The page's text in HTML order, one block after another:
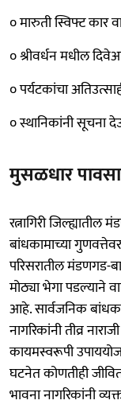
० मारुती स्विफ्ट कार
० श्रीवर्धन मधील
० पर्यटकांचा
० स्थानिकांनी सूचना
मुसळधार
रत्नागिरी
बांधकामाच्या
परिसरातील मंडणगड-
मोठ्या भेगा पडल्याने
आहे. सार्वजनिक
नागरिकांनी तीव्र
कायमस्वरूपी
घटनेत कोणतीही
भावना नागरिकांनी